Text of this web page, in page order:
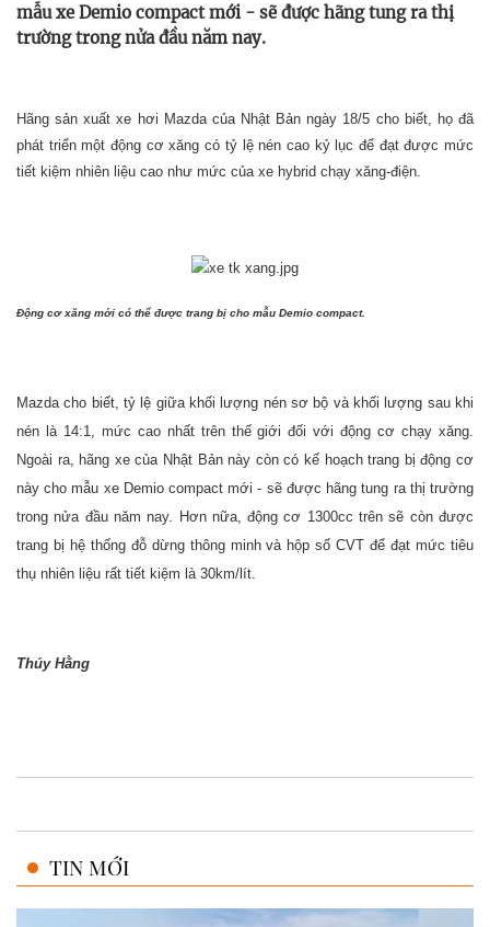
mẫu xe Demio compact mới - sẽ được hãng tung ra thị
trường trong nửa đầu năm nay.
Hãng sản xuất xe hơi Mazda của Nhật Bản ngày 18/5 cho biết, họ đã
phát triển một động cơ xăng có tỷ lệ nén cao kỷ lục để đạt được mức
tiết kiệm nhiên liệu cao như mức của xe hybrid chạy xăng-điện.
Động cơ xăng mới có thể được trang bị cho mẫu Demio compact.
Mazda cho biết, tỷ lệ giữa khối lượng nén sơ bộ và khối lượng sau khi
nén là 14:1, mức cao nhất trên thế giới đối với động cơ chạy xăng.
Ngoài ra, hãng xe của Nhật Bản này còn có kế hoạch trang bị động cơ
này cho mẫu xe Demio compact mới - sẽ được hãng tung ra thị trường
trong nửa đầu năm nay. Hơn nữa, động cơ 1300cc trên sẽ còn được
trang bị hệ thống đỗ dừng thông minh và hộp số CVT để đạt mức tiêu
thụ nhiên liệu rất tiết kiệm là 30km/lít.
Thúy Hằng
TIN MỚI